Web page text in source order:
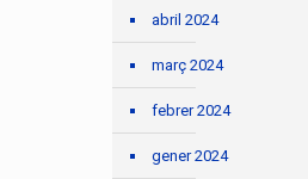
abril 2024
març 2024
febrer 2024
gener 2024